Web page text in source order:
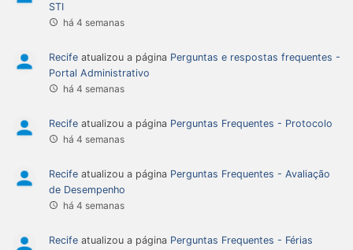
STI
há 4 semanas
Recife atualizou a página Perguntas e respostas frequentes -
Portal Administrativo
há 4 semanas
Recife atualizou a página Perguntas Frequentes - Protocolo
há 4 semanas
Recife atualizou a página Perguntas Frequentes - Avaliação
de Desempenho
há 4 semanas
Recife atualizou a página Perguntas Frequentes - Férias